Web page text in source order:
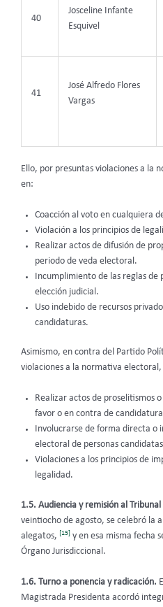
40
Josceline Infante
Esquivel
41
José Alfredo Flores
Vargas
Ello, por presuntas violaciones a la
en:
Coacción al voto en cualquiera
Violación a los principios de
Realizar actos de difusión de
periodo de veda electoral.
Incumplimiento de las reglas
elección judicial.
Uso indebido de recursos
candidaturas.
Asimismo, en contra del Partido
violaciones a la normativa electoral,
Realizar actos de proselitismos
favor o en contra de
Involucrarse de forma directa o
electoral de personas
Violaciones a los principios de
legalidad.
1.5. Audiencia y remisión al
veintiocho de agosto, se celebró la
alegatos, [15] y en esa misma fecha
Órgano Jurisdiccional.
1.6. Turno a ponencia y radicación.
Magistrada Presidenta acordó